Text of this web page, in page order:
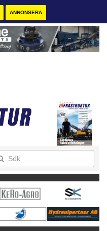
ANNONSERA